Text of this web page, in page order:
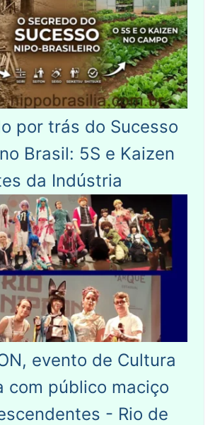
por trás do Sucesso
Brasil: 5S e Kaizen
da Indústria
evento de Cultura
com público maciço
- Rio de